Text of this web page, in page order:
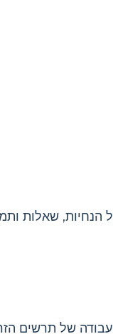
הנחיות, שאלות
של תרשים